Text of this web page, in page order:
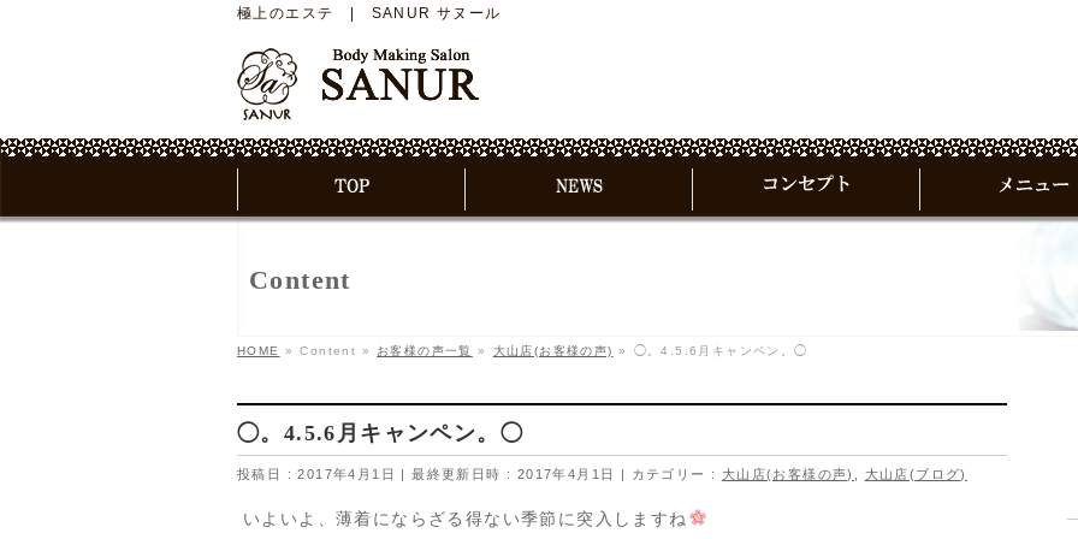
極上のエステ | SANUR サヌール
Content
HOME » Content » お客様の声一覧 » 大山店(お客様の声) » ◯。4.5.6月キャンペン。◯
◯。4.5.6月キャンペン。◯
投稿日 : 2017年4月1日 最終更新日時 : 2017年4月1日 カテゴリー : 大山店(お客様の声) 大山店(ブログ)
いよいよ、薄着にならざる得ない季節に突入しますね